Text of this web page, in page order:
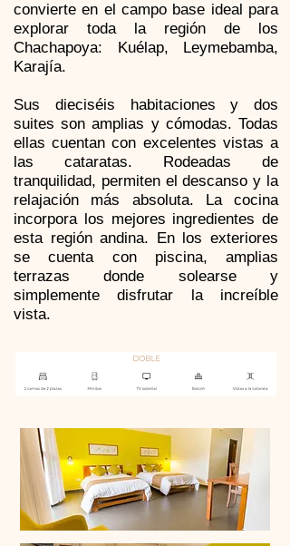
convierte en el campo base ideal para
explorar toda la región de los
Chachapoya: Kuélap, Leymebamba,
Karajía.
Sus dieciséis habitaciones y dos
suites son amplias y cómodas. Todas
ellas cuentan con excelentes vistas a
las cataratas. Rodeadas de
tranquilidad, permiten el descanso y la
relajación más absoluta. La cocina
incorpora los mejores ingredientes de
esta región andina. En los exteriores
se cuenta con piscina, amplias
terrazas donde solearse y
simplemente disfrutar la increíble
vista.